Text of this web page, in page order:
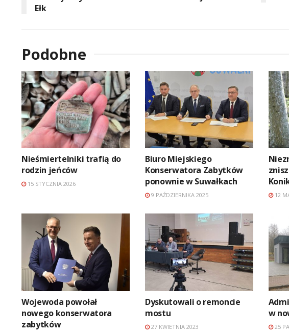
Ełk
Podobne
Nieśmiertelniki trafią do
rodzin jeńców
15 STYCZNIA 2026
Biuro Miejskiego
Konserwatora Zabytków
ponownie w Suwałkach
9 PAŹDZIERNIKA 2025 12
Wojewoda powołał
nowego konserwatora
zabytków
Dyskutowali o remoncie
mostu
27 KWIETNIA 2023
w
25